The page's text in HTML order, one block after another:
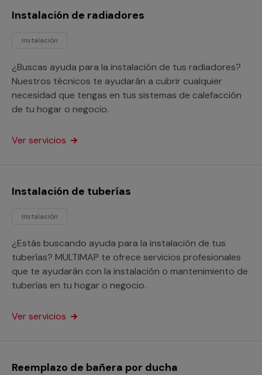
Instalación de radiadores
Instalación
¿Buscas ayuda para la instalación de tus radiadores?
Nuestros técnicos te ayudarán a cubrir cualquier
necesidad que tengas en tus sistemas de calefacción
de tu hogar o negocio.
Ver servicios
Instalación de tuberías
Instalación
¿Estás buscando ayuda para la instalación de tus
tuberías? MULTIMAP te ofrece servicios profesionales
que te ayudarán con la instalación o mantenimiento de
tuberías en tu hogar o negocio.
Ver servicios
Reemplazo de bañera por ducha